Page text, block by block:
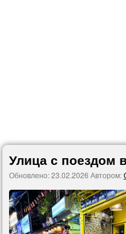
Улица с поездом
Обновлено:23.02.2026 Автором: